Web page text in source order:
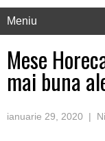
Meniu
Mese
mai buna
ianuarie 29, 2020 |